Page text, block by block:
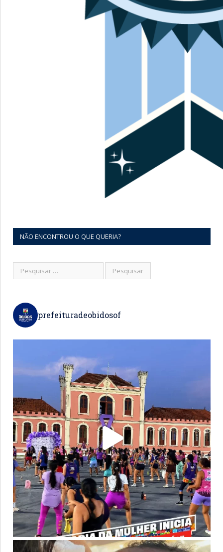
NÃO ENCONTROU O QUE QUERIA?
prefeituradeobidosof